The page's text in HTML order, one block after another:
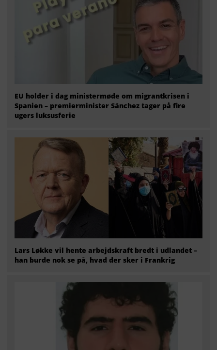
EU holder i dag ministermøde om migrantkrisen i
Spanien – premierminister Sánchez tager på fire
ugers luksusferie
Lars Løkke vil hente arbejdskraft bredt i udlandet –
han burde nok se på, hvad der sker i Frankrig